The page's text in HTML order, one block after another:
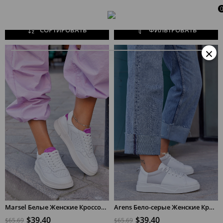
0
ФИЛЬТРОВАТЬ
СОРТИРОВАТЬ
Marsel Белые Женские Кроссовки из Натуральной Кожи
$39.40
$65.69
Arens Бело-серые Женские Кроссовки из Натуральной Кожи
$39.40
$65.69
×